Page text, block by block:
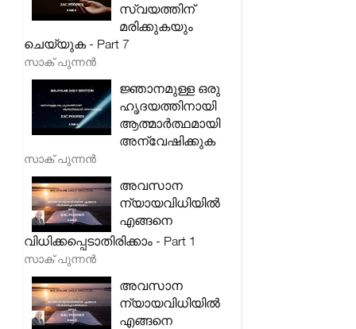
സ്വയത്തിന്
മരിക്കുകയും
ചെയ്യുക - Part 7
സാക് പുന്നൻ
ജ്ഞാനമുള്ള ഒരു
ഹൃദയത്തിനായി
ആത്മാർത്ഥമായി
അന്വേഷിക്കുക
സാക് പുന്നൻ
അവസാന
ന്യായവിധിയിൽ
എങ്ങനെ
വിധിക്കപ്പെടാതിരിക്കാം - Part 1
സാക് പുന്നൻ
അവസാന
ന്യായവിധിയിൽ
എങ്ങനെ